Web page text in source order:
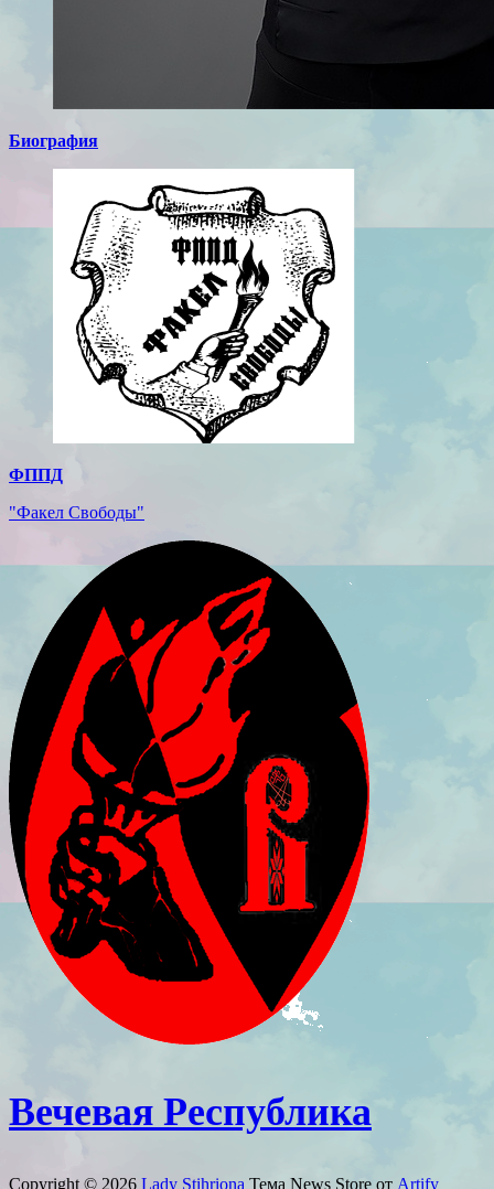
Биография
ФППД
"Факел Свободы"
Вечевая Республика
Copyright © 2026 Lady Stihriona Тема News Store от Artify